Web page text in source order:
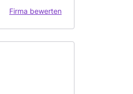
Firma bewerten